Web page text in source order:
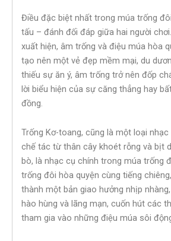
Điều đặc biệt nhất trong múa trống
tấu – đánh đối đáp giữa hai người
xuất hiện, âm trống và điệu múa hòa
tạo nên một vẻ đẹp mềm mại, du
thiếu sự ăn ý, âm trống trở nên đốp
lời biểu hiện của sự căng thẳng hay
đồng.
Trống Kơ-toang, cũng là một loại
chế tác từ thân cây khoét rỗng và bịt
bò, là nhạc cụ chính trong múa trống
trống đôi hòa quyện cùng tiếng
thành một bản giao hưởng nhịp
hào hùng và lãng mạn, cuốn hút các
tham gia vào những điệu múa sôi